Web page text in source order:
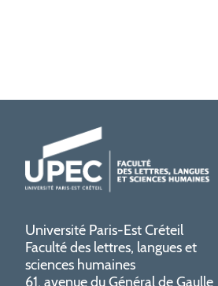
Université Paris-Est Créteil
Faculté des lettres, langues et
sciences humaines
61, avenue du Général de Gaulle